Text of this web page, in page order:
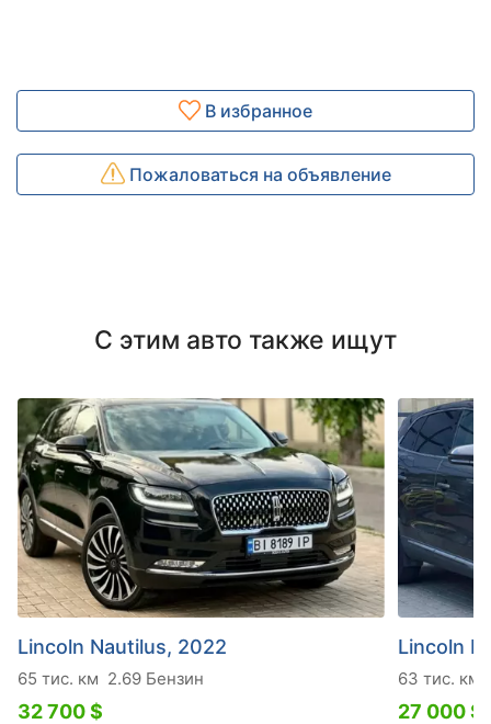
В избранное
Пожаловаться на объявление
С этим авто также ищут
Lincoln Nautilus, 2022
65 тис. км 2.69 Бензин
32 700 $
Lincoln
63 тис. км
27 000 $